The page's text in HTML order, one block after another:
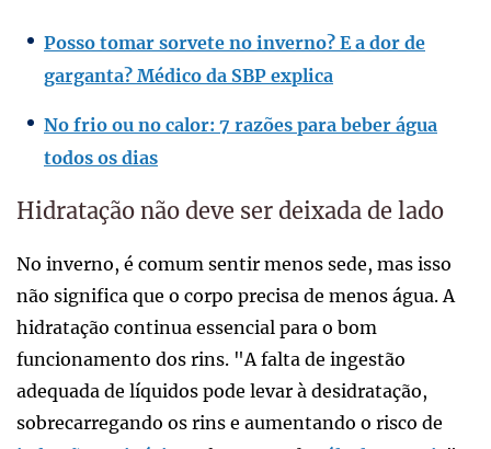
Posso tomar sorvete no inverno? E a dor de
garganta? Médico da SBP explica
No frio ou no calor: 7 razões para beber água
todos os dias
Hidratação não deve ser deixada de lado
No inverno, é comum sentir menos sede, mas isso
não significa que o corpo precisa de menos água. A
hidratação continua essencial para o bom
funcionamento dos rins. "A falta de ingestão
adequada de líquidos pode levar à desidratação,
sobrecarregando os rins e aumentando o risco de